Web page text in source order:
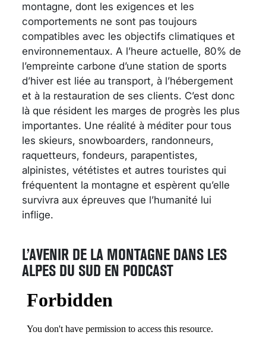
montagne, dont les exigences et les
comportements ne sont pas toujours
compatibles avec les objectifs climatiques et
environnementaux. A l’heure actuelle, 80% de
l’empreinte carbone d’une station de sports
d’hiver est liée au transport, à l’hébergement
et à la restauration de ses clients. C’est donc
là que résident les marges de progrès les plus
importantes. Une réalité à méditer pour tous
les skieurs, snowboarders, randonneurs,
raquetteurs, fondeurs, parapentistes,
alpinistes, vététistes et autres touristes qui
fréquentent la montagne et espèrent qu’elle
survivra aux épreuves que l’humanité lui
inflige.
L’AVENIR DE LA MONTAGNE DANS LES
ALPES DU SUD EN PODCAST